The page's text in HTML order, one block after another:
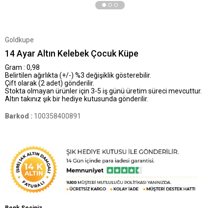
Goldkupe
14 Ayar Altın Kelebek Çocuk Küpe
Gram : 0,98
Belirtilen ağırlıkta (+/-) %3 değişiklik gösterebilir.
Çift olarak (2 adet) gönderilir.
Stokta olmayan ürünler için 3-5 iş günü üretim süreci mevcuttur.
Altın takınız şık bir hediye kutusunda gönderilir.
Barkod : 100358400891